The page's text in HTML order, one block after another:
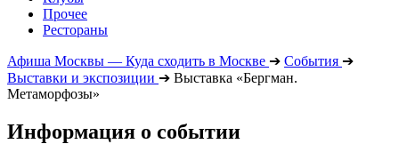
Прочее
Рестораны
Афиша Москвы — Куда сходить в Москве ➔ События ➔
Выставки и экспозиции ➔ Выставка «Бергман.
Метаморфозы»
Информация о событии